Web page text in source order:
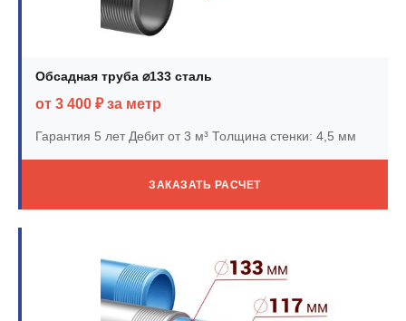
Обсадная труба ⌀133 сталь
от 3 400 ₽ за метр
Гарантия 5 летДебит от 3 м³ Толщина стенки: 4,5 мм
ЗАКАЗАТЬ РАСЧЕТ